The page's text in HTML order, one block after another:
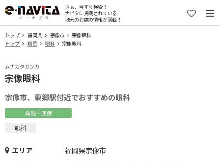
さぁ、今すぐ検索！
ナビタに掲載されている
地元のお店の情報が満載！
トップ 福岡県 宗像市
宗像眼科
トップ
病院 眼科 宗像眼科
ムナカタガンカ
宗像眼科
宗像市、東郷駅付近でおすすめの眼科
病院・医療
眼科
エリア
福岡県宗像市